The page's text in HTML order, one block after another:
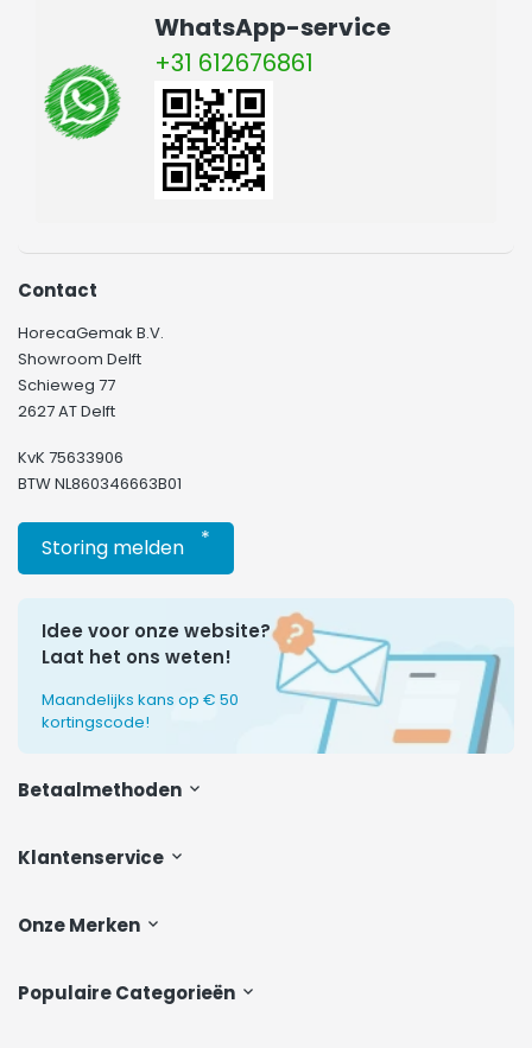
WhatsApp-service
+31 612676861
Klantenservice
Onze Merken
Populaire Categorieën
Contact
HorecaGemak B.V.
Showroom Delft
Schieweg 77
2627 AT Delft
KvK 75633906
BTW NL860346663B01
Storing melden *
Idee voor onze website?
Laat het ons weten!
Maandelijks kans op € 50
kortingscode!
Betaalmethoden